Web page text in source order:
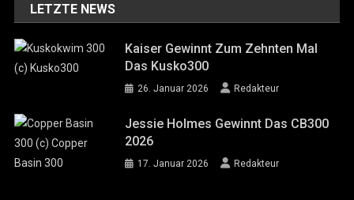
LETZTE NEWS
Kaiser Gewinnt Zum Zehnten Mal
Das Kusko300
26. Januar 2026 Redakteur
Jessie Holmes Gewinnt Das CB300
2026
17. Januar 2026 Redakteur